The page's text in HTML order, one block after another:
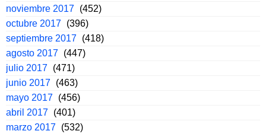
noviembre 2017 (452)
octubre 2017 (396)
septiembre 2017 (418)
agosto 2017 (447)
julio 2017 (471)
junio 2017 (463)
mayo 2017 (456)
abril 2017 (401)
marzo 2017 (532)